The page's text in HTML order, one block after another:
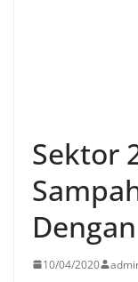
Sektor
10/04/2020